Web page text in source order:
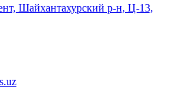
Шайхантахурский р-н, Ц-13,